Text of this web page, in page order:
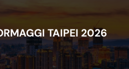
TAIPEI 2026